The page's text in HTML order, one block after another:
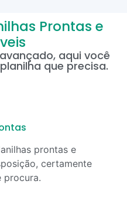
Prontas e
aqui você
que precisa.
prontas e
certamente
procura.